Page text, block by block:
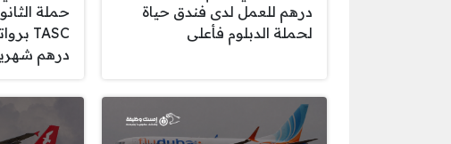
درهم للعمل لدى فندق حياة
لحملة الدبلوم فأعلى
حملة
درهم